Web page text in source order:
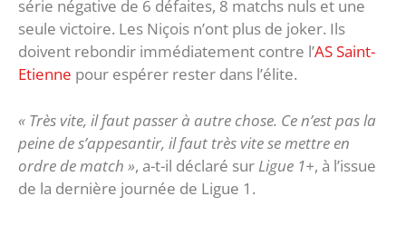
série négative de 6 défaites, 8 matchs nuls et une
seule victoire. Les Niçois n’ont plus de joker. Ils
doivent rebondir immédiatement contre l’AS Saint-
Etienne pour espérer rester dans l’élite.
« Très vite, il faut passer à autre chose. Ce n’est pas la
peine de s’appesantir, il faut très vite se mettre en
ordre de match », a-t-il déclaré sur Ligue 1+, à l’issue
de la dernière journée de Ligue 1.